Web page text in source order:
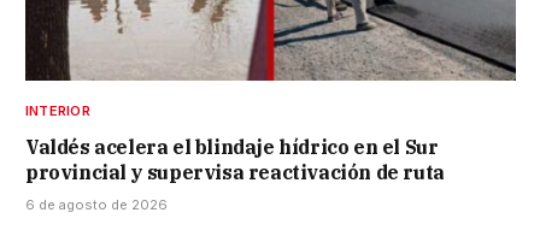
INTERIOR
Valdés acelera el blindaje hídrico en el Sur
provincial y supervisa reactivación de ruta
6 de agosto de 2026